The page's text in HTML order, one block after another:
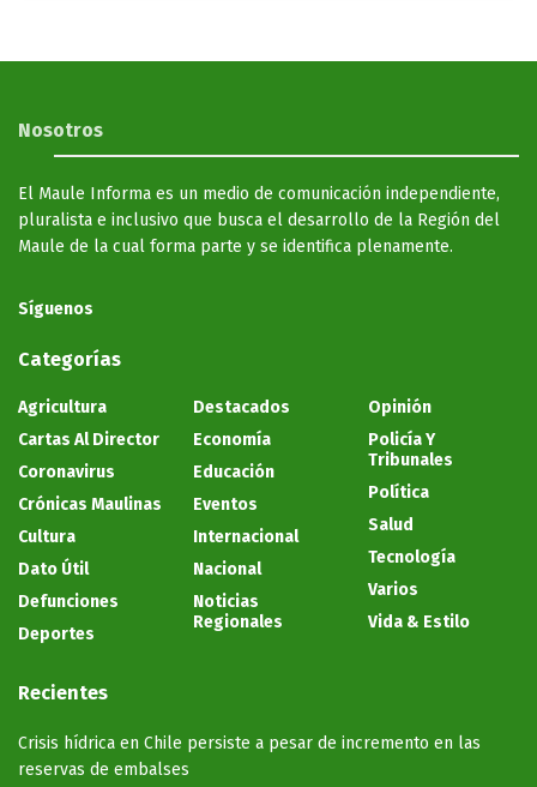
Nosotros
El Maule Informa es un medio de comunicación independiente,
pluralista e inclusivo que busca el desarrollo de la Región del
Maule de la cual forma parte y se identifica plenamente.
Síguenos
Categorías
Agricultura
Cartas Al Director
Coronavirus
Crónicas Maulinas
Cultura
Dato Útil
Defunciones
Deportes
Destacados
Economía
Educación
Eventos
Internacional
Nacional
Noticias
Regionales
Opinión
Policía Y
Tribunales
Política
Salud
Tecnología
Varios
Vida & Estilo
Recientes
Crisis hídrica en Chile persiste a pesar de incremento en las
reservas de embalses